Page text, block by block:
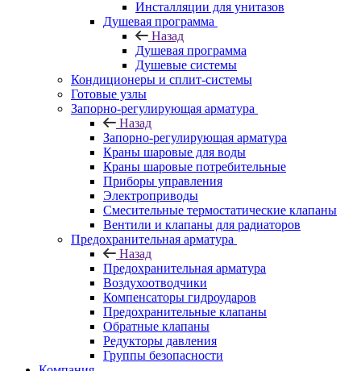
Инсталляции для унитазов
Душевая программа
Назад
Душевая программа
Душевые системы
Кондиционеры и сплит-системы
Готовые узлы
Запорно-регулирующая арматура
Назад
Запорно-регулирующая арматура
Краны шаровые для воды
Краны шаровые потребительные
Приборы управления
Электроприводы
Смесительные термостатические клапаны
Вентили и клапаны для радиаторов
Предохранительная арматура
Назад
Предохранительная арматура
Воздухоотводчики
Компенсаторы гидроударов
Предохранительные клапаны
Обратные клапаны
Редукторы давления
Группы безопасности